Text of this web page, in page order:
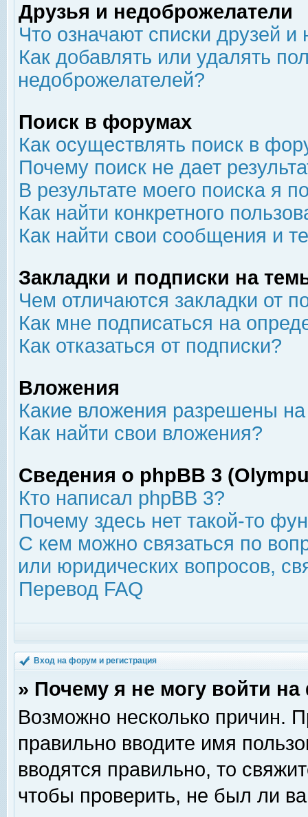
Друзья и недоброжелатели
Что означают списки друзей
Как добавлять или удалять
недоброжелателей?
Поиск в форумах
Как осуществлять поиск в
Почему поиск не дает
В результате моего поиска я
Как найти конкретного
Как найти свои сообщения и
Закладки и подписки на
Чем отличаются закладки от
Как мне подписаться на
Как отказаться от подписки?
Вложения
Какие вложения разрешены
Как найти свои вложения?
Сведения о phpBB 3
Кто написал phpBB 3?
Почему здесь нет такой-то
С кем можно связаться по
или юридических вопросов,
Перевод FAQ
Вход на форум и регистрация
» Почему я не могу войти
Возможно несколько причин.
правильно вводите имя
вводятся правильно, то
чтобы проверить, не был ли